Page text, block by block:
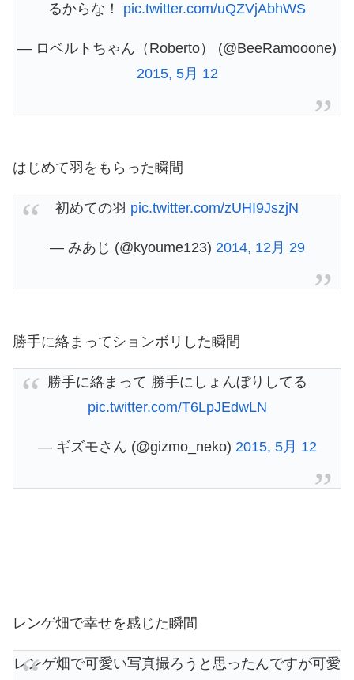
るからな！ pic.twitter.com/uQZVjAbhWS
— ロベルトちゃん（Roberto） (@BeeRamooone)
2015, 5月 12
はじめて羽をもらった瞬間
初めての羽 pic.twitter.com/zUHI9JszjN
— みあじ (@kyoume123) 2014, 12月 29
勝手に絡まってションボリした瞬間
勝手に絡まって 勝手にしょんぼりしてる
pic.twitter.com/T6LpJEdwLN
— ギズモさん (@gizmo_neko) 2015, 5月 12
レンゲ畑で幸せを感じた瞬間
レンゲ畑で可愛い写真撮ろうと思ったんですが可愛